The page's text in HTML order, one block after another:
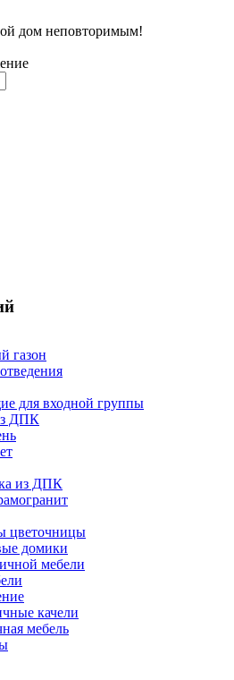
дом неповторимым!
газон
для входной группы
ДПК
из ДПК
цветочницы
домики
мебели
качели
мебель